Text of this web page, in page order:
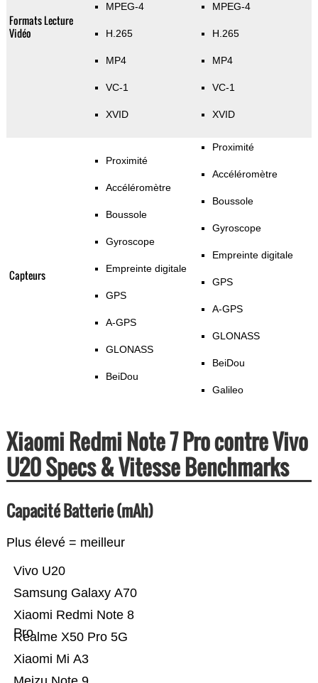
Formats Lecture
Vidéo
MPEG-4
H.265
MP4
VC-1
XVID
MPEG-4
H.265
MP4
VC-1
XVID
Capteurs
Proximité
Accéléromètre
Boussole
Gyroscope
Empreinte digitale
GPS
A-GPS
GLONASS
BeiDou
Proximité
Accéléromètre
Boussole
Gyroscope
Empreinte digitale
GPS
A-GPS
GLONASS
BeiDou
Galileo
Xiaomi Redmi Note 7 Pro contre Vivo
U20 Specs & Vitesse Benchmarks
Capacité Batterie (mAh)
Plus élevé = meilleur
Xiaomi Mi A3
Realme X50 Pro 5G
Xiaomi Redmi Note 8
Pro
Samsung Galaxy A70
Vivo U20